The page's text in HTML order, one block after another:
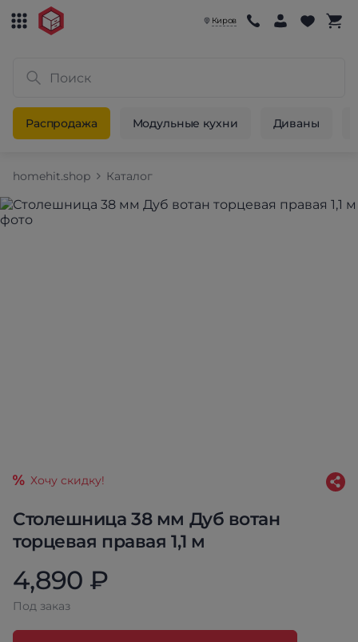
Киров
Распродажа Модульные кухни Диваны
homehit.shop Каталог
Столешница 38 мм Дуб вотан
торцевая правая 1,1 м
Хочу скидку!
4,890 ₽
Под заказ